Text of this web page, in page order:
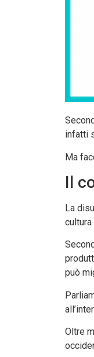
infatti
Ma
Il
La
può
Oltre